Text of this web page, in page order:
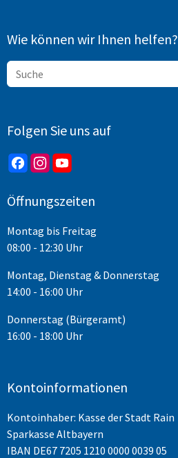
Wie können wir Ihnen helfen?
Folgen Sie uns auf
Öffnungszeiten
Montag bis Freitag
08:00 - 12:30 Uhr
Montag, Dienstag & Donnerstag
14:00 - 16:00 Uhr
Donnerstag (Bürgeramt)
16:00 - 18:00 Uhr
Kontoinformationen
Kontoinhaber: Kasse der Stadt Rain
Sparkasse Altbayern
IBAN DE67 7205 1210 0000 0039 05